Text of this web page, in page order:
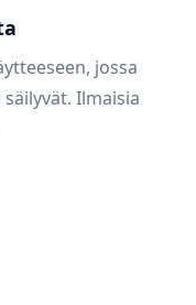
jossa
Ilmaisia